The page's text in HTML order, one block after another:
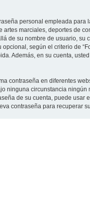
personal empleada para
marciales, deportes de
de su nombre de usuario, su
según el criterio de
Además, en su cuenta,
contraseña en diferentes
ninguna circunstancia ningún
de su cuenta, puede usar
contraseña para recuperar